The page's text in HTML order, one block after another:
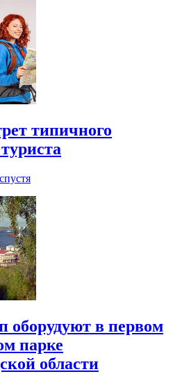
типичного
оборудуют в первом
парке
области